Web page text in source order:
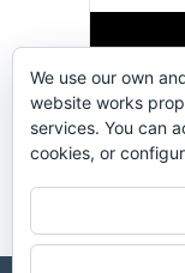
de
vídeo
We use our own
website works
services. You can
cookies, or